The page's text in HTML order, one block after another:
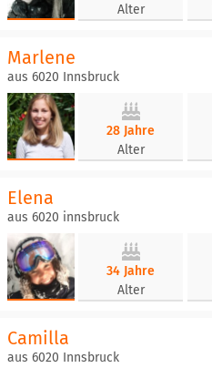
Alter
Marlene
aus 6020 Innsbruck
28 Jahre
Alter
Elena
aus 6020 innsbruck
34 Jahre
Alter
Camilla
aus 6020 Innsbruck